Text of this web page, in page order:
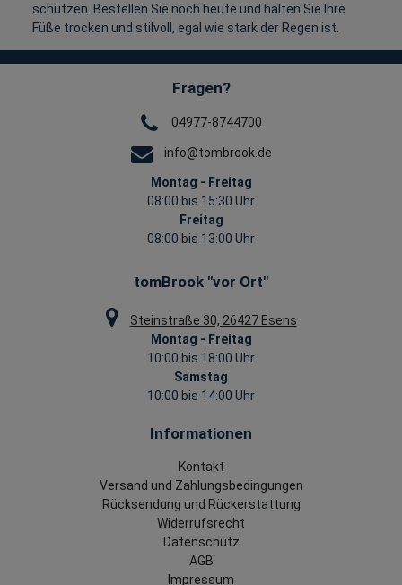
schützen. Bestellen Sie noch heute und halten Sie Ihre
Füße trocken und stilvoll, egal wie stark der Regen ist.
Fragen?
04977-8744700
info@tombrook.de
Montag - Freitag
08:00 bis 15:30 Uhr
Freitag
08:00 bis 13:00 Uhr
tomBrook "vor Ort"
Steinstraße 30, 26427 Esens
Montag - Freitag
10:00 bis 18:00 Uhr
Samstag
10:00 bis 14:00 Uhr
Informationen
Kontakt
Versand und Zahlungsbedingungen
Rücksendung und Rückerstattung
Widerrufsrecht
Datenschutz
AGB
Impressum